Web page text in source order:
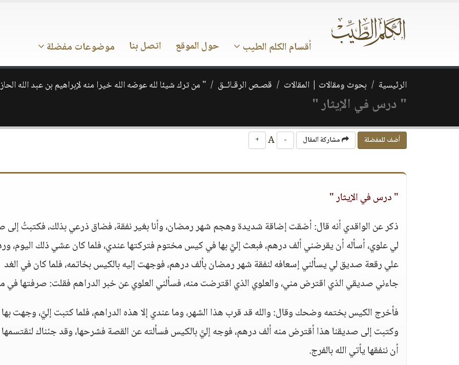
أقسام الكلم الطيب حول الموقع اتصل بنا موضوعات مفضلة
الرئيسية بحوث ومقالات | المقالات قصـص الرقـائــق " من ترك شيئا لله عوضه الله خيرا منه لإبراهيم بن عبد الله
" درس في الإيثار "
أضف للمفضلة مشاركة المقال -
+
" درس في الإيثار "
ذكر عن الواقدي أنه قال: أضقت إضاقة شديدة وهجم شهر رمضان، وأنا بغير نفقة، فضاق ذرعي بذلك، فكتبتُ
لي علوي، أسأله أن يقرضني ألف درهم، فبعث إليَّ بها في كيس مختوم فتركتها عندي، فلما كان عشي ذلك اليوم،
علي رقعة صديق لي يسألني إسعافه لنفقة شهر رمضان بألف درهم، فوجهت إليه بالكيس بخاتمه، فلما كان في الغد
جاءني صديقي الذي اقترض مني، والعلوي الذي اقترضت منه، فسألني العلوي عن خبر الدراهم فقلت: صرفتها في
فأخرج الكيس بختمه وضحك وقال: والله قد قرب هذا الشهر، وما عندي إلا هذه الدراهم، فلما كتبت إليَّ، وجهت بها
وكتبت إلى صديقنا هذا أقترض منه ألف درهم، فوجه إليَّ بالكيس فسألته عن القصة فشرحها، وقد جئناك
أن ننفقها يأتي الله بالفرج.